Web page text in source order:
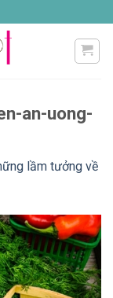
an-uong-
lầm tưởng về